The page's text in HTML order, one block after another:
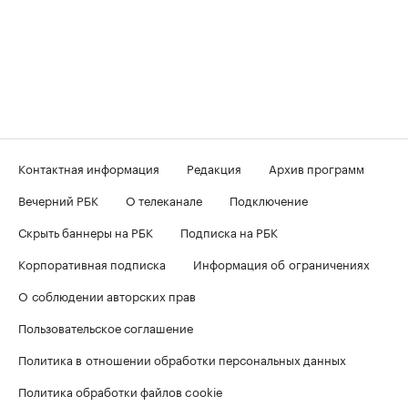
Контактная информация Редакция
Архив программ
Вечерний РБК
О телеканале
Подключение
Скрыть баннеры на РБК
Подписка на РБК
Корпоративная подписка
Информация об ограничениях
О соблюдении авторских прав
Пользовательское соглашение
Политика в отношении обработки персональных данных
Политика обработки файлов cookie